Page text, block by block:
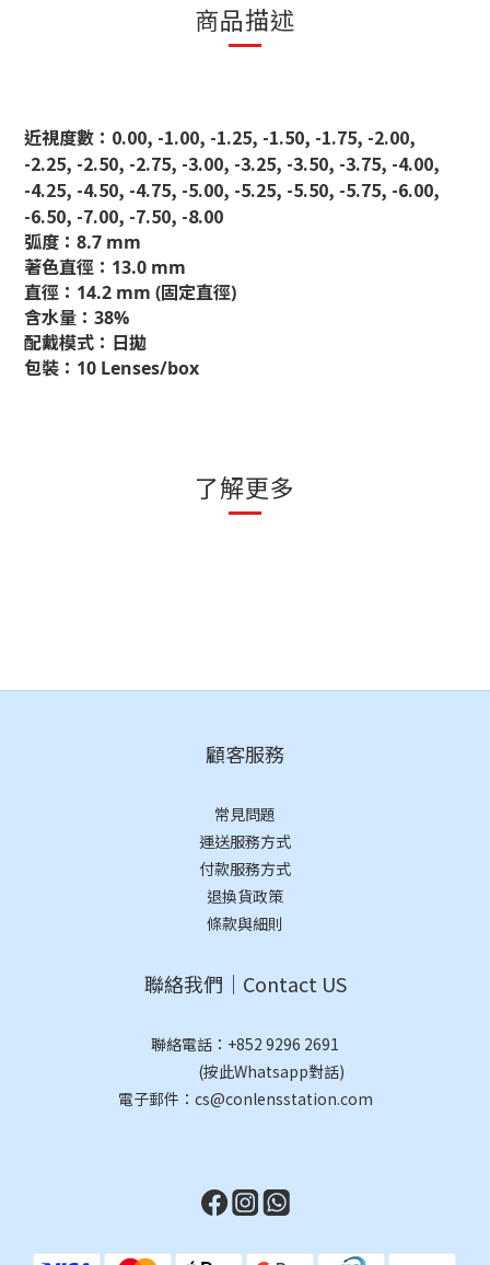
商品描述
近視度數：0.00, -1.00, -1.25, -1.50, -1.75, -2.00,
-2.25, -2.50, -2.75, -3.00, -3.25, -3.50, -3.75, -4.00,
-4.25, -4.50, -4.75, -5.00, -5.25, -5.50, -5.75, -6.00,
-6.50, -7.00, -7.50, -8.00
弧度：8.7 mm
著色直徑：13.0 mm
直徑：14.2 mm (固定直徑)
含水量：38%
配戴模式：日拋
包裝：10 Lenses/box
了解更多
顧客服務
常見問題
運送服務方式
付款服務方式
退換貨政策
條款與細則
聯絡我們｜Contact US
聯絡電話： +852 9296 2691
(按此Whatsapp對話)
電子郵件：cs@conlensstation.com